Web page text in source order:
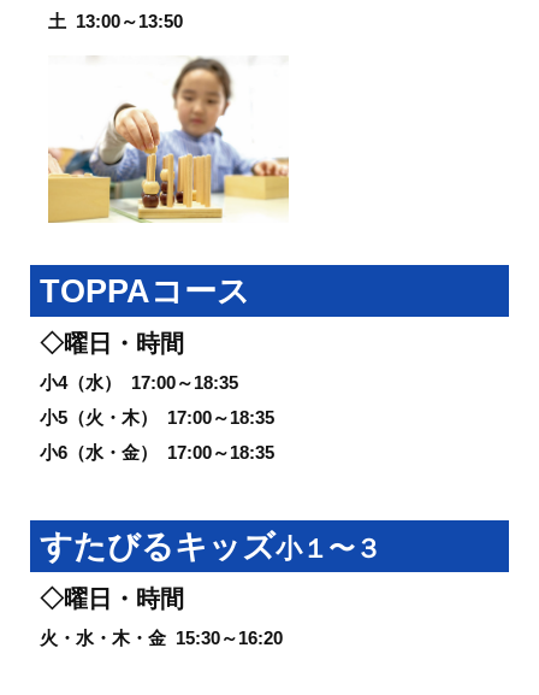
土 13:00～13:50
TOPPAコース
◇曜日・時間
小4（水）
17:00～18:35
小5（火・木）
17:00～18:35
小6（水・金）
17:00～18:35
すたびるキッズ小１〜３
◇曜日・時間
火・水・木・金 15:30～16:20